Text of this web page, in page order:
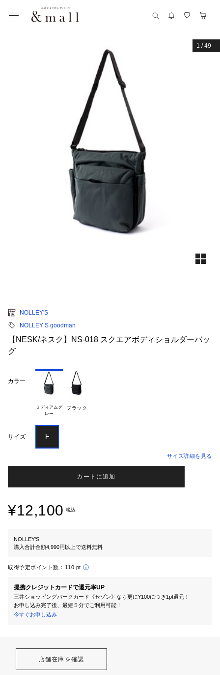
1 /49
NOLLEY'S
NOLLEY’S goodman
【NESK/ネスク】NS-018 スクエアボディショルダーバッ
グ
カラー
ミディアムグ
ブラック
サイズ F
サイズ詳細を見る
カートに追加
¥12,100 税込
NOLLEY'S
購入合計金額4,990円以上で送料無料
取得予定ポイント数： 110 pt
提携クレジットカードで還元率UP
三井ショッピングパークカード《セゾン》なら更に¥100につき1pt還元！
お申し込み完了後、最短５分でご利用可能！
今すぐお申し込み
店舗在庫を確認